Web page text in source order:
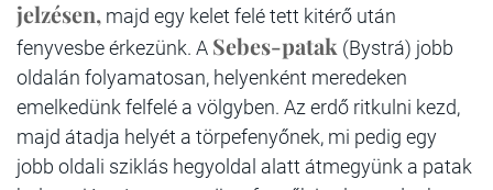
jelzésen, majd egy kelet felé tett kitérő után
fenyvesbe érkezünk. A Sebes-patak (Bystrá) jobb
oldalán folyamatosan, helyenként meredeken
emelkedünk felfelé a völgyben. Az erdő ritkulni kezd,
majd átadja helyét a törpefenyőnek, mi pedig egy
jobb oldali sziklás hegyoldal alatt átmegyünk a patak